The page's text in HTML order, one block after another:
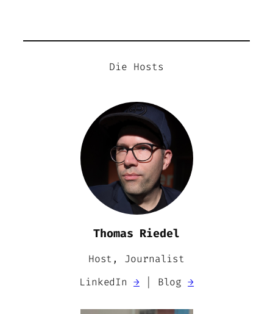
Die Hosts
Thomas Riedel
Host, Journalist
LinkedIn→ | Blog→